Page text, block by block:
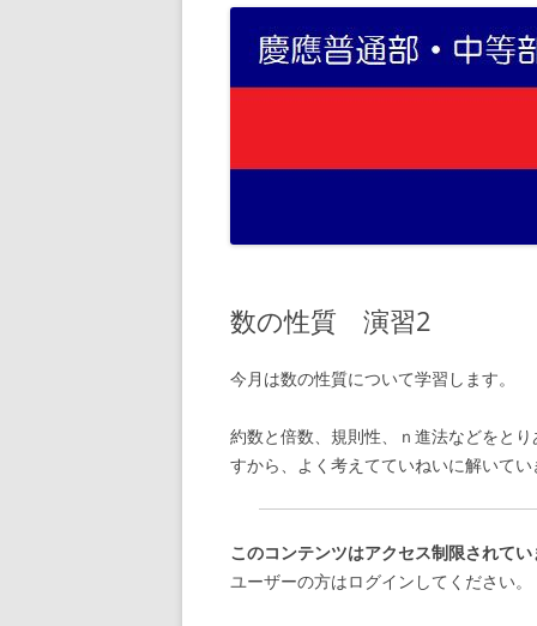
数の性質 演習2
今月は数の性質について学習します。
約数と倍数、規則性、ｎ進法などをと
すから、よく考えてていねいに解いてい
このコンテンツはアクセス制限されてい
ユーザーの方はログインしてください。